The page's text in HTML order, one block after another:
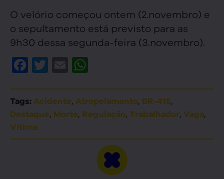
O velório começou ontem (2.novembro) e
o sepultamento está previsto para as
9h30 dessa segunda-feira (3.novembro).
Facebook
Twitter
Email
Tags: Acidente, Atropelamento, BR-415,
Destaque, Morte, Regulação, Trabalhador, Vaga,
Vítima